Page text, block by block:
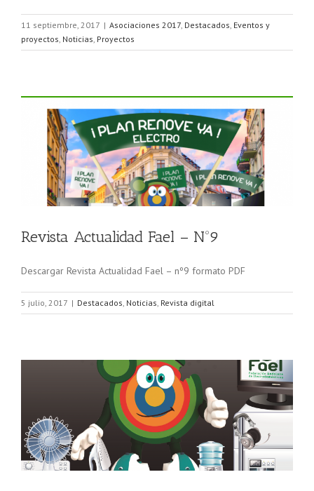
11 septiembre, 2017 | Asociaciones 2017 Destacados Eventos y
proyectos Noticias Proyectos
Revista Actualidad Fael – Nº9
Descargar Revista Actualidad Fael – nº9 formato PDF
5 julio, 2017 | Destacados, Noticias, Revista digital